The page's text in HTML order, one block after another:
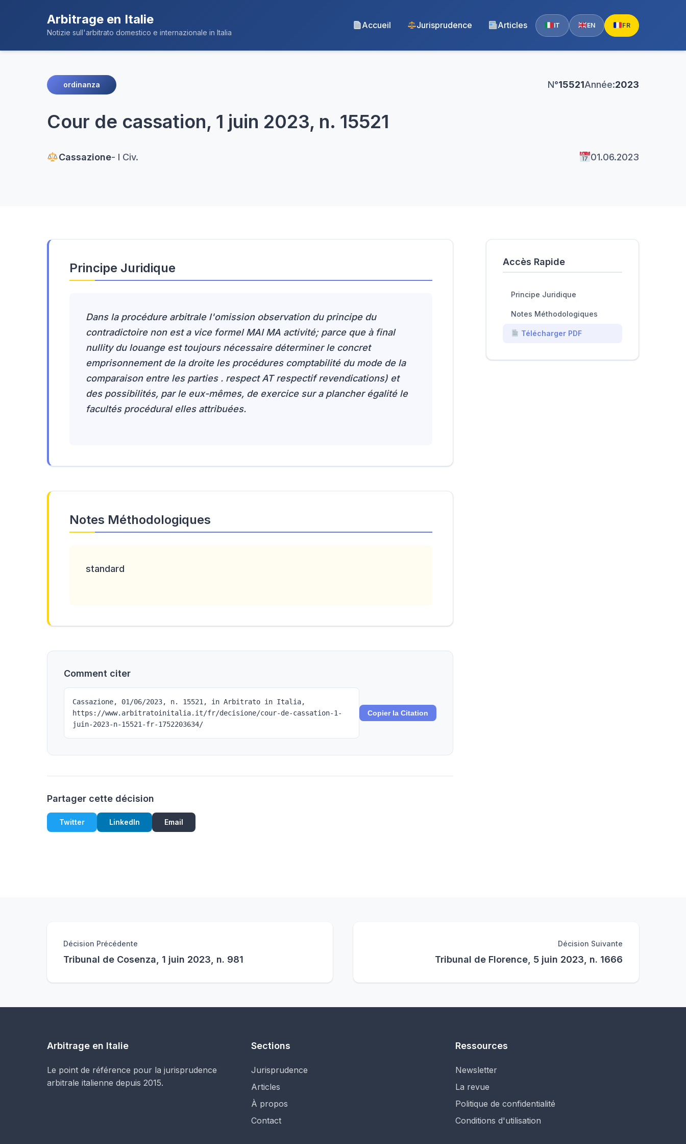
Arbitrage en Italie
Notizie sull'arbitrato domestico e internazionale in Italia
Accueil Jurisprudence Articles IT EN FR
ordinanza N°15521Année:2023
Cour de cassation, 1 juin 2023, n. 15521
Cassazione- I Civ. 01.06.2023
Principe Juridique
Dans la procédure arbitrale l'omission observation du principe du
contradictoire non est a vice formel MAI MA activité; parce que à final
nullity du louange est toujours nécessaire déterminer le concret
emprisonnement de la droite les procédures comptabilité du mode de la
comparaison entre les parties . respect AT respectif revendications) et
des possibilités, par le eux-mêmes, de exercice sur a plancher égalité le
facultés procédural elles attribuées.
Notes Méthodologiques
standard
Comment citer
Cassazione, 01/06/2023, n. 15521, in Arbitrato in Italia,
https://www.arbitratoinitalia.it/fr/decisione/cour-de-cassation-1-
juin-2023-n-15521-fr-1752203634/
Copier la Citation
Partager cette décision
Twitter LinkedIn Email
Accès Rapide
Principe Juridique
Notes Méthodologiques
Télécharger PDF
Décision Précédente
Tribunal de Cosenza, 1 juin 2023, n. 981
Décision Suivante
Tribunal de Florence, 5 juin 2023, n. 1666
Arbitrage en Italie
Le point de référence pour la jurisprudence
arbitrale italienne depuis 2015.
Sections
Jurisprudence
Articles
À propos
Contact
Ressources
Newsletter
La revue
Politique de confidentialité
Conditions d'utilisation